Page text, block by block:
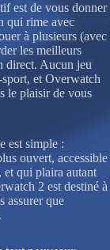
est de vous donner
qui rime avec
à plusieurs (avec
les meilleurs
direct. Aucun jeu
sport, et Overwatch
le plaisir de vous
est simple :
ouvert, accessible
et qui plaira autant
2 est destiné à
assurer que